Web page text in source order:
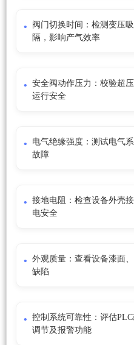
阀门切换时间：检测变压
隔，影响产气效率
安全阀动作压力：校验超
运行安全
电气绝缘强度：测试电气
故障
接地电阻：检查设备外壳
电安全
外观质量：查看设备漆面
缺陷
控制系统可靠性：评估
调节及报警功能